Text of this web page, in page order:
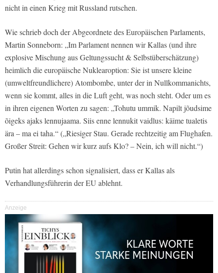
nicht in einen Krieg mit Russland rutschen.
Wie schrieb doch der Abgeordnete des Europäischen Parlaments,
Martin Sonneborn: „Im Parlament nennen wir Kallas (und ihre
explosive Mischung aus Geltungssucht & Selbstüberschätzung)
heimlich die europäische Nuklearoption: Sie ist unsere kleine
(umweltfreundlichere) Atombombe, unter der in Nullkommanichts,
wenn sie kommt, alles in die Luft geht, was noch steht. Oder um es
in ihren eigenen Worten zu sagen: „Tohutu ummik. Napilt jõudsime
õigeks ajaks lennujaama. Siis enne lennukit vaidlus: käime tualetis
ära – ma ei taha.“ („Riesiger Stau. Gerade rechtzeitig am Flughafen.
Großer Streit: Gehen wir kurz aufs Klo? – Nein, ich will nicht.“)
Putin hat allerdings schon signalisiert, dass er Kallas als
Verhandlungsführerin der EU ablehnt.
Anzeige